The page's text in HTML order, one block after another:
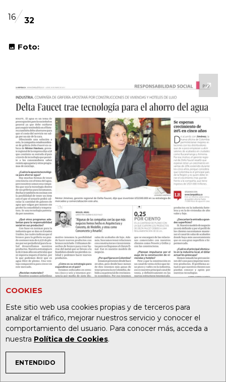
COOKIES
Este sitio web usa cookies propias y de terceros para
analizar el tráfico, mejorar nuestros servicio y conocer el
comportamiento del usuario. Para conocer más, acceda a
nuestra Política de Cookies.
ENTENDIDO
TEMAS DE INTERÉS
16 32
Foto: